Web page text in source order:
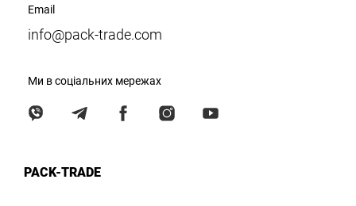
Email
info@pack-trade.com
Ми в соціальних мережах
PACK-TRADE